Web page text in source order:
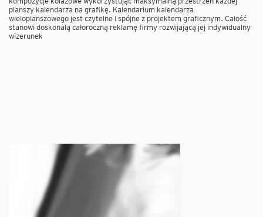
planszy kalendarza na grafikę. Kalendarium kalendarza
wieloplanszowego jest czytelne i spójne z projektem graficznym. Całość
stanowi doskonałą całoroczną reklamę firmy rozwijającą jej indywidualny
wizerunek